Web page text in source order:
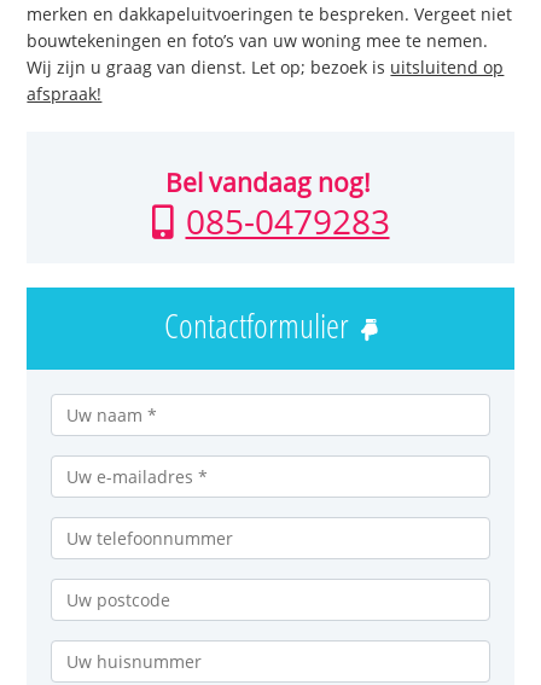
merken en dakkapeluitvoeringen te bespreken. Vergeet niet
bouwtekeningen en foto’s van uw woning mee te nemen.
Wij zijn u graag van dienst. Let op; bezoek is uitsluitend op
afspraak!
Bel vandaag nog!
085-0479283
Contactformulier